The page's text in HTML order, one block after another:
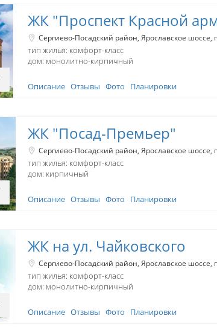
ЖК "Проспект Красной
Сергиево-Посадский район Ярославское шоссе
тип жилья: комфорт-класс
дом: монолитно-кирпичный
Описание Отзывы Фото Планировки
ЖК "Посад-Премьер"
Сергиево-Посадский район Ярославское шоссе
тип жилья: комфорт-класс
дом: кирпичный
Описание Отзывы Фото Планировки
ЖК на ул. Чайковского
Сергиево-Посадский район Ярославское шоссе
тип жилья: комфорт-класс
дом: монолитно-кирпичный
Описание Отзывы Фото Планировки